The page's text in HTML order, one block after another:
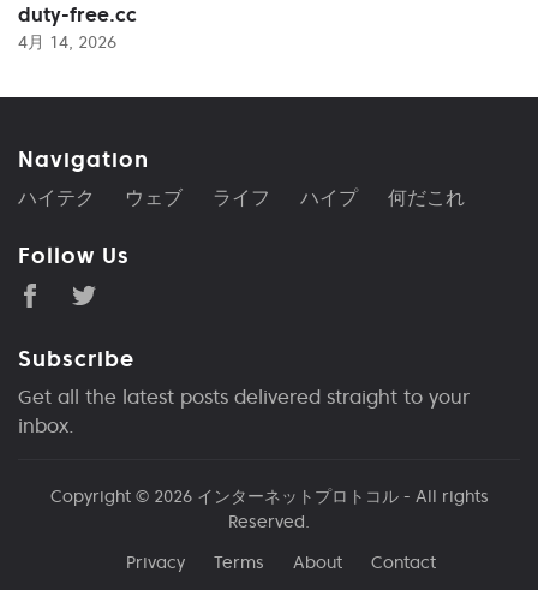
duty-free.cc
4月 14, 2026
Navigation
ハイテク ウェブ ライフ ハイプ 何だこれ
Follow Us
Subscribe
Get all the latest posts delivered straight to your
inbox.
Copyright © 2026 インターネットプロトコル- All rights
Reserved.
Privacy
Terms About Contact